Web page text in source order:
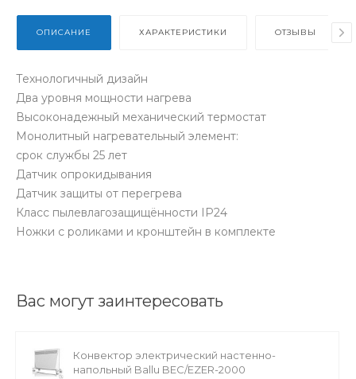
ОПИСАНИЕ ХАРАКТЕРИСТИКИ ОТЗЫВЫ
Технологичный дизайн
Два уровня мощности нагрева
Высоконадежный механический термостат
Монолитный нагревательный элемент:
срок службы 25 лет
Датчик опрокидывания
Датчик защиты от перегрева
Класс пылевлагозащищённости IP24
Ножки с роликами и кронштейн в комплекте
Вас могут заинтересовать
Конвектор электрический настенно-
напольный Ballu BEC/EZER-2000